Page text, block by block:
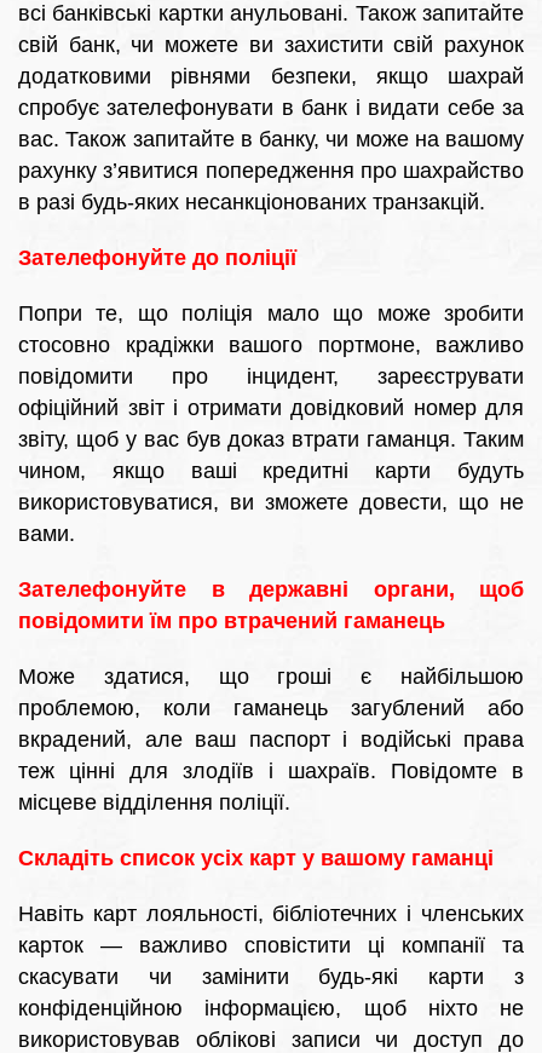
всі банківські картки анульовані. Також запитайте
свій банк, чи можете ви захистити свій рахунок
додатковими рівнями безпеки, якщо шахрай
спробує зателефонувати в банк і видати себе за
вас. Також запитайте в банку, чи може на вашому
рахунку з’явитися попередження про шахрайство
в разі будь-яких несанкціонованих транзакцій.
Зателефонуйте до поліції
Попри те, що поліція мало що може зробити
стосовно крадіжки вашого портмоне, важливо
повідомити про інцидент, зареєструвати
офіційний звіт і отримати довідковий номер для
звіту, щоб у вас був доказ втрати гаманця. Таким
чином, якщо ваші кредитні карти будуть
використовуватися, ви зможете довести, що не
вами.
Зателефонуйте в державні органи, щоб
повідомити їм про втрачений гаманець
Може здатися, що гроші є найбільшою
проблемою, коли гаманець загублений або
вкрадений, але ваш паспорт і водійські права
теж цінні для злодіїв і шахраїв. Повідомте в
місцеве відділення поліції.
Складіть список усіх карт у вашому гаманці
Навіть карт лояльності, бібліотечних і членських
карток — важливо сповістити ці компанії та
скасувати чи замінити будь-які карти з
конфіденційною інформацією, щоб ніхто не
використовував облікові записи чи доступ до